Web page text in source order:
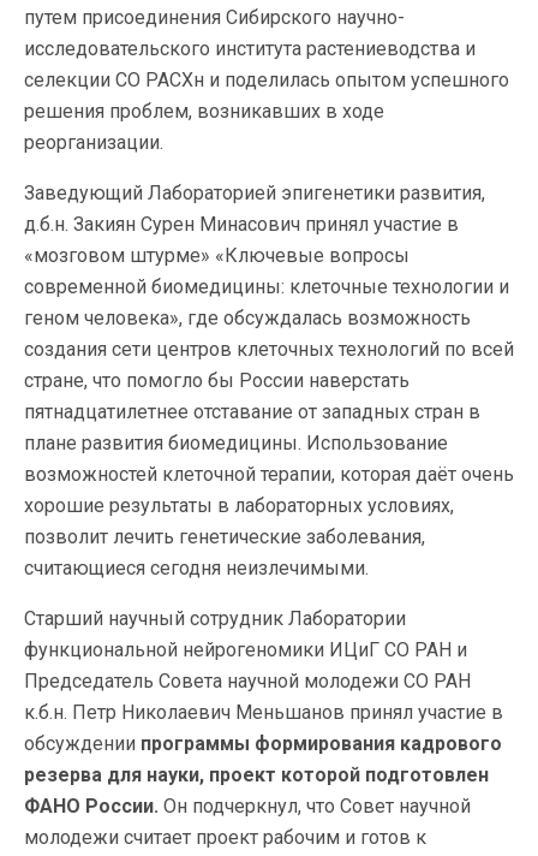
путем присоединения Сибирского научно-
исследовательского института растениеводства и
селекции СО РАСХн и поделилась опытом успешного
решения проблем, возникавших в ходе
реорганизации.
Заведующий Лабораторией эпигенетики развития,
д.б.н. Закиян Сурен Минасович принял участие в
«мозговом штурме» «Ключевые вопросы
современной биомедицины: клеточные технологии и
геном человека», где обсуждалась возможность
создания сети центров клеточных технологий по всей
стране, что помогло бы России наверстать
пятнадцатилетнее отставание от западных стран в
плане развития биомедицины. Использование
возможностей клеточной терапии, которая даёт очень
хорошие результаты в лабораторных условиях,
позволит лечить генетические заболевания,
считающиеся сегодня неизлечимыми.
Старший научный сотрудник Лаборатории
функциональной нейрогеномики ИЦиГ СО РАН и
Председатель Совета научной молодежи СО РАН
к.б.н. Петр Николаевич Меньшанов принял участие в
обсуждении программы формирования кадрового
резерва для науки, проект которой подготовлен
ФАНО России. Он подчеркнул, что Совет научной
молодежи считает проект рабочим и готов к